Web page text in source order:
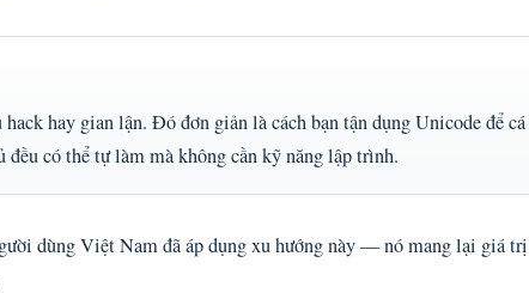
hay gian lận. Đó đơn giản là cách bạn tận dụng Unicode để cá
đều có thể tự làm mà không cần kỹ năng lập trình.
dùng Việt Nam đã áp dụng xu hướng này — nó mang lại giá trị